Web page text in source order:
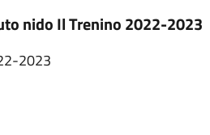
nido Il Trenino 2022-2023
2023